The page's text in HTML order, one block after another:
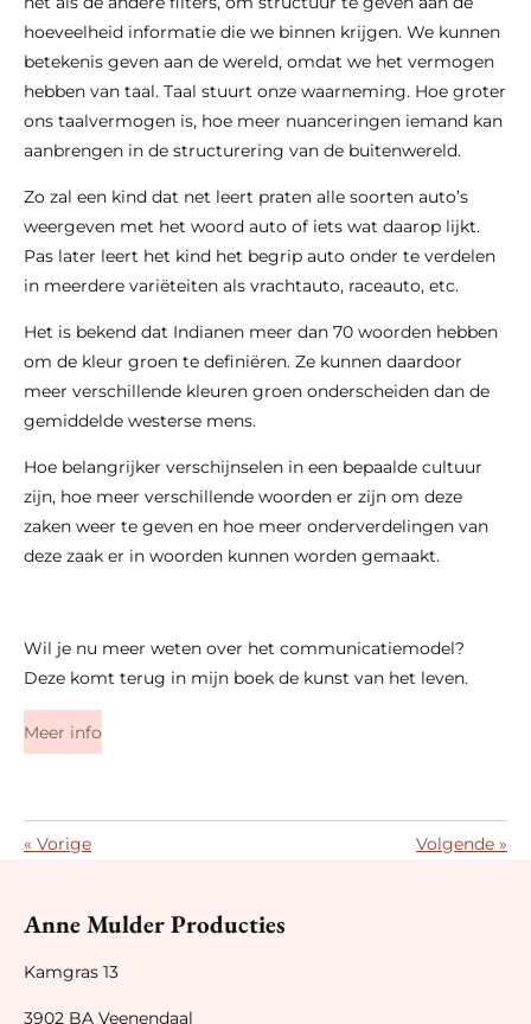
hoeveelheid informatie die we binnen krijgen. We kunnen
betekenis geven aan de wereld, omdat we het vermogen
hebben van taal. Taal stuurt onze waarneming. Hoe groter
ons taalvermogen is, hoe meer nuanceringen iemand kan
aanbrengen in de structurering van de buitenwereld.
Zo zal een kind dat net leert praten alle soorten auto’s
weergeven met het woord auto of iets wat daarop lijkt.
Pas later leert het kind het begrip auto onder te verdelen
in meerdere variëteiten als vrachtauto, raceauto, etc.
Het is bekend dat Indianen meer dan 70 woorden hebben
om de kleur groen te definiëren. Ze kunnen daardoor
meer verschillende kleuren groen onderscheiden dan de
gemiddelde westerse mens.
Hoe belangrijker verschijnselen in een bepaalde cultuur
zijn, hoe meer verschillende woorden er zijn om deze
zaken weer te geven en hoe meer onderverdelingen van
deze zaak er in woorden kunnen worden gemaakt.
Wil je nu meer weten over het communicatiemodel?
Deze komt terug in mijn boek de kunst van het leven.
Meer info
« Vorige Volgende »
Anne Mulder Producties
Kamgras 13
3902 BA Veenendaal